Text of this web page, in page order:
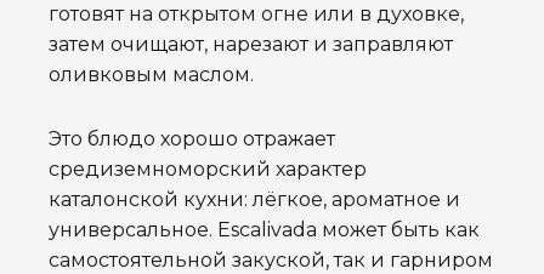
готовят на открытом огне или в духовке,
затем очищают, нарезают и заправляют
оливковым маслом.
Это блюдо хорошо отражает
средиземноморский характер
каталонской кухни: лёгкое, ароматное и
универсальное. Escalivada может быть как
самостоятельной закуской, так и гарниром